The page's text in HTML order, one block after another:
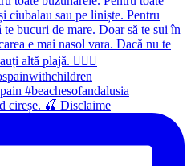
cireșe. 🍒 Disclaime